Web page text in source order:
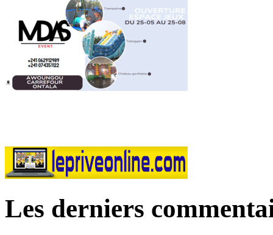
Les derniers